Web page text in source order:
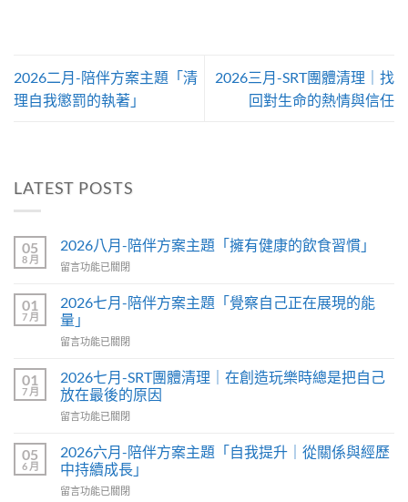
2026二月-陪伴方案主題「清
理自我懲罰的執著」
2026三月-SRT團體清理｜找
回對生命的熱情與信任
LATEST POSTS
05
8 月
2026八月-陪伴方案主題「擁有健康的飲食習慣」
留言功能已關閉
01
7 月
2026七月-陪伴方案主題「覺察自己正在展現的能
量」
留言功能已關閉
01
7 月
2026七月-SRT團體清理｜在創造玩樂時總是把自己
放在最後的原因
留言功能已關閉
05
6 月
2026六月-陪伴方案主題「自我提升｜從關係與經歷
中持續成長」
留言功能已關閉